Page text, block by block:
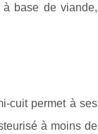
base de viande,
cuit permet à ses
à moins de